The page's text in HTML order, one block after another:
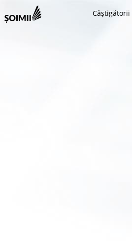
Câștigătorii